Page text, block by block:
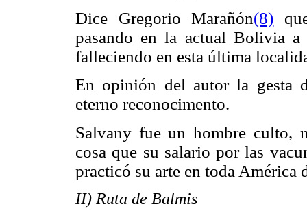
Dice Gregorio Marañón(8)
pasando en la actual Bolivia a
falleciendo en esta última
En opinión del autor la gesta
eterno reconocimento.
Salvany fue un hombre culto,
cosa que su salario por las
practicó su arte en toda América
II) Ruta de Balmis